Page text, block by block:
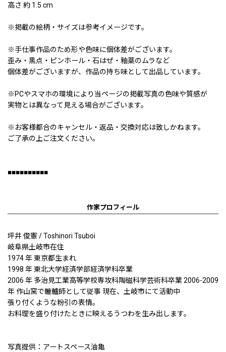
高さ 約 1.5 cm
※掲載の絵柄・サイズは参考イメージです。
※手仕事作品のため形や色味に個体差がございます。
歪み・黒点・ピンホール・石はぜ・釉薬のムラなど
個体差がございますが、作品の持ち味として出品しています。
※PCやスマホの環境により当ページの掲載写真の色味や質感が
実物とは異なって見える場合がございます。
※お客様都合のキャンセル・返品・交換対応は致しかねます。
ご了承の上ご注文ください。
■■■■■■■■■■
作家プロフィール
坪井 俊憲 / Toshinori Tsuboi
岐阜県土岐市在住
1974 年 東京都生まれ
1998 年 東北大学経済学部経済学科卒業
2006 年 多治見工業高等学校専攻科陶磁科学芸術科卒業 2006-2009
年 作山窯で轆轤師として従事 現在、土岐市にて活動中
張り付くような粉引の表情。
お料理を盛り付けたときに映えるうつわを生み出します。
写真提供：アートスペース油亀